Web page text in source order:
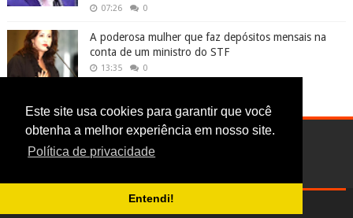
Este site usa cookies para garantir que você
obtenha a melhor experiência em nosso site.
Política de privacidade
Entendi!
07:26 0
A poderosa mulher que faz depósitos mensais na
conta de um ministro do STF
13:35 0